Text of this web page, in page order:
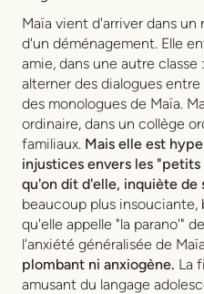
Maïa vient d'arriver dans un
d'un déménagement. Elle
amie, dans une autre
alterner des dialogues
des monologues de Maïa.
ordinaire, dans un collège
familiaux. Mais elle est
injustices envers les
qu'on dit d'elle, inquiète de
beaucoup plus
qu'elle appelle "la parano'"
l'anxiété généralisée de
plombant ni anxiogène. La
amusant du langage